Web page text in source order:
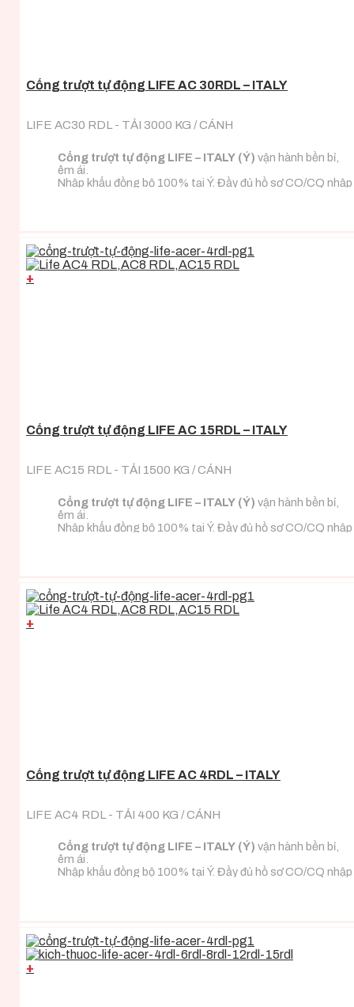
Cổng trượt tự động LIFE AC 30RDL – ITALY
LIFE AC30 RDL - TẢI 3000 KG / CÁNH
Cổng trượt tự động LIFE – ITALY (Ý) vận hành bền bỉ,
êm ái.
Nhập khẩu đồng bộ 100% tại Ý. Đầy đủ hồ sơ CO/CQ nhập
+
Cổng trượt tự động LIFE AC 15RDL – ITALY
LIFE AC15 RDL - TẢI 1500 KG / CÁNH
Cổng trượt tự động LIFE – ITALY (Ý) vận hành bền bỉ,
êm ái.
Nhập khẩu đồng bộ 100% tại Ý. Đầy đủ hồ sơ CO/CQ nhập
+
Cổng trượt tự động LIFE AC 4RDL – ITALY
LIFE AC4 RDL - TẢI 400 KG / CÁNH
Cổng trượt tự động LIFE – ITALY (Ý) vận hành bền bỉ,
êm ái.
Nhập khẩu đồng bộ 100% tại Ý. Đầy đủ hồ sơ CO/CQ nhập
+